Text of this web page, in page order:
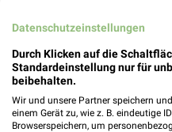
544,24 km •
ALDI SÜD
Hauptstraße 93
76865 Rohrbach
Heute
Datenschutzeinstellungen
Durch Klicken auf die
Standardeinstellung nur für
beibehalten.
Wir und unsere Partner speichern
einem Gerät zu, wie z. B. eindeutige
Browserspeichern, um